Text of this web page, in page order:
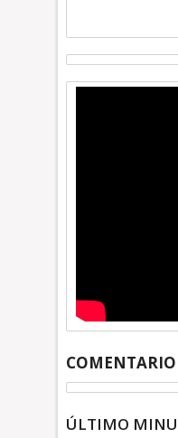
ÚLTIMO